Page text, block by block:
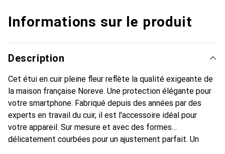
Informations sur le produit
Description
Cet étui en cuir pleine fleur reflète la qualité exigeante de
la maison française Noreve. Une protection élégante pour
votre smartphone. Fabriqué depuis des années par des
experts en travail du cuir, il est l'accessoire idéal pour
votre appareil. Sur mesure et avec des formes
délicatement courbées pour un ajustement parfait. Un